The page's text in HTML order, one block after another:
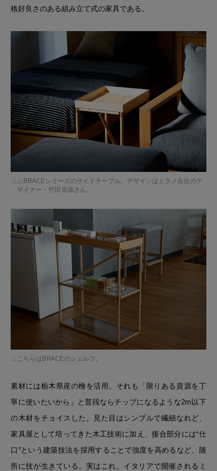
格好良さのある組み立て式の家具である。
△BRACEシリーズのサイドテーブル。デザインはミラノ在住のデ
ザイナー・竹田克哉さん。
こちらはBRACEのシェルフ。
素材には栃木県産の檜を活用。それも「限りある資源を丁
寧に使いたいから」と普段ならチップになるような2m以下
の木材をチョイスした。見た目はシンプルで繊細なれど、
家具屋として培ってきた木工技術に加え、接合部分には“仕
口”という建築技法を採用することで強度を高めるなど、随
所に技が生きている。実はこれ、イタリアで開催される ミ